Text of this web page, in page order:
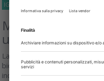
IGIENISTI-DENTALI
Microbioma
un alleato per il
La prof.ssa Nardi evidenzia
biofilm e sul mantenimento
indiscriminata...